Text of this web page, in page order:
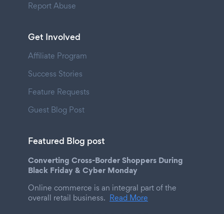
Report Abuse
Get Involved
Affiliate Program
Success Stories
Feature Requests
Guest Blog Post
Featured Blog post
Converting Cross-Border Shoppers During
Black Friday & Cyber Monday
Online commerce is an integral part of the
overall retail business. Read More